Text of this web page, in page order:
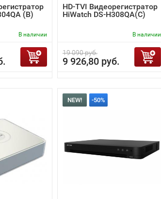
(B)
В наличии
HD-TVI Видеорегистратор
HiWatch DS-H308QA(C)
В наличии
19 090 руб.
9 926,80 руб.
NEW! -50%